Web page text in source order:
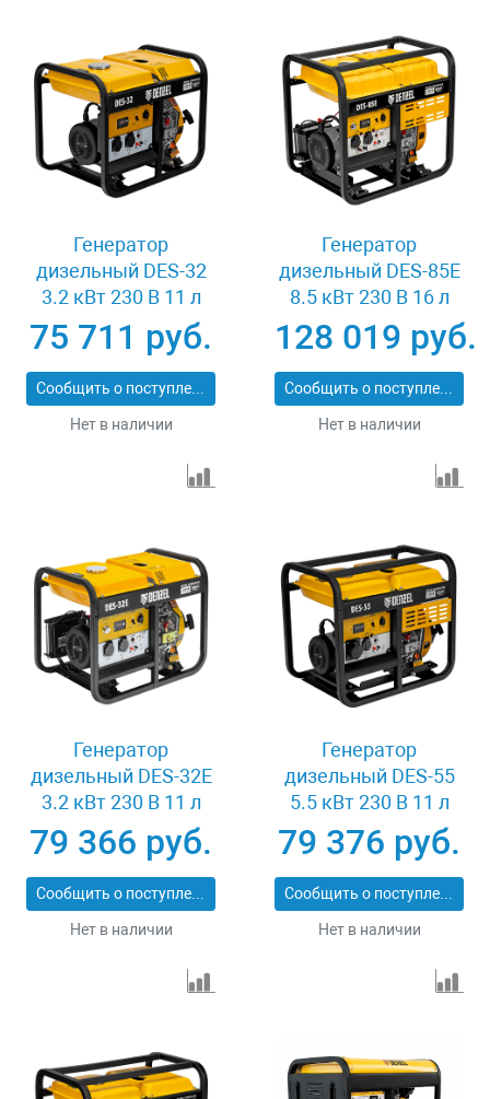
Генератор
дизельный DES-32
3.2 кВт 230 В 11 л
ручной стартер
Denzel 94411
75 711 руб.
Сообщить о поступлении
Нет в наличии
Генератор
дизельный DES-85E
8.5 кВт 230 В 16 л
электростартер
Denzel 94415
128 019 руб.
Сообщить о поступлении
Нет в наличии
Генератор
дизельный DES-32E
3.2 кВт 230 В 11 л
электростартер
Denzel 94412
79 366 руб.
Сообщить о поступлении
Нет в наличии
Генератор
дизельный DES-55
5.5 кВт 230 В 11 л
ручной стартер
Denzel 94413
79 376 руб.
Сообщить о поступлении
Нет в наличии